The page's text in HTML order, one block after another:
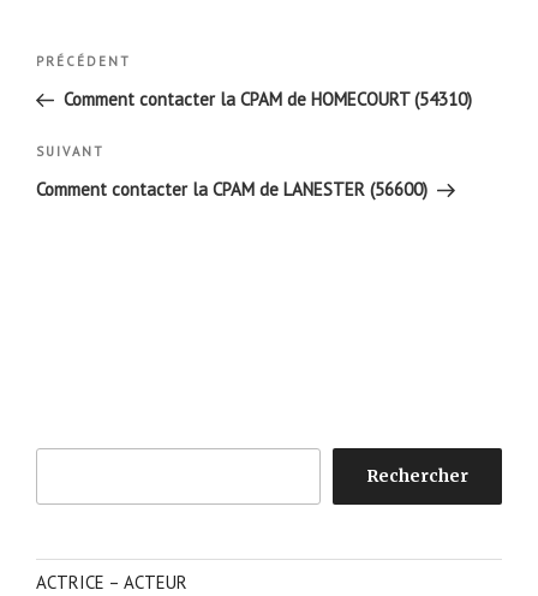
Navigation
l’article
Article
précédent
PRÉCÉDENT
Comment contacter la CPAM de HOMECOURT (54310)
Article
suivant
SUIVANT
Comment contacter la CPAM de LANESTER (56600)
Rechercher
ACTRICE – ACTEUR